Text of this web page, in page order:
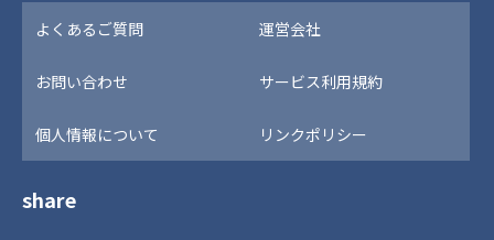
よくあるご質問 運営会社
お問い合わせ サービス利用規約
個人情報について リンクポリシー
share